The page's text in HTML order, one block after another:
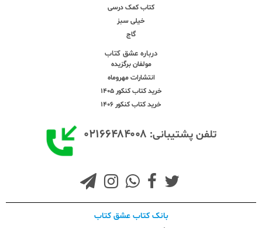
کتاب کمک درسی
خیلی سبز
گاج
درباره عشق کتاب
مولفان برگزیده
انتشارات مهروماه
خرید کتاب کنکور 1405
خرید کتاب کنکور 1406
تلفن پشتیبانی: ۰۲۱۶۶۴۸۴۰۰۸
بانک کتاب عشق کتاب